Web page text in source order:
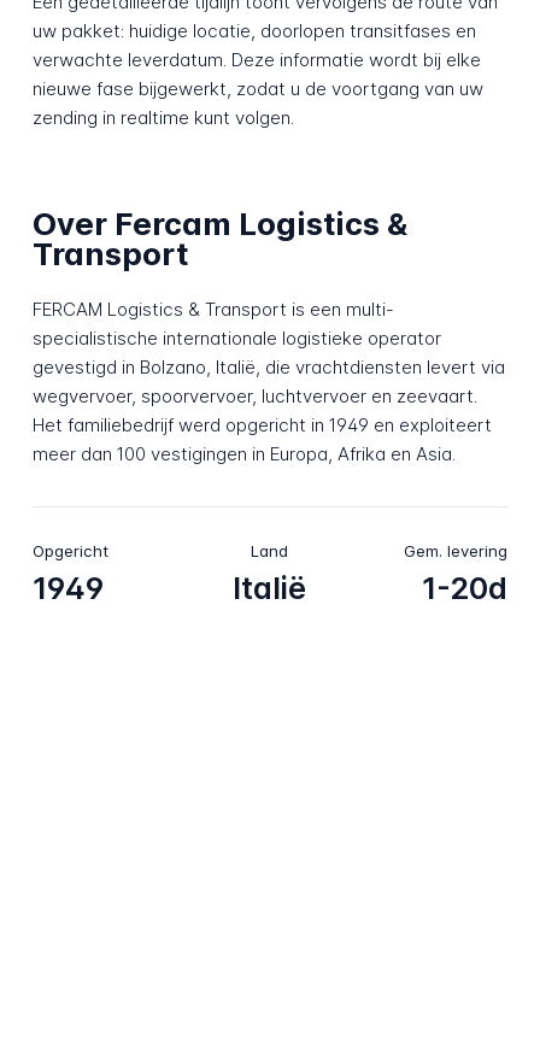
uw pakket: huidige locatie, doorlopen transitfases en
verwachte leverdatum. Deze informatie wordt bij elke
nieuwe fase bijgewerkt, zodat u de voortgang van uw
zending in realtime kunt volgen.
Over Fercam Logistics &
Transport
FERCAM Logistics & Transport is een multi-
specialistische internationale logistieke operator
gevestigd in Bolzano, Italië, die vrachtdiensten levert via
wegvervoer, spoorvervoer, luchtvervoer en zeevaart.
Het familiebedrijf werd opgericht in 1949 en exploiteert
meer dan 100 vestigingen in Europa, Afrika en Asia.
Opgericht
1949
Land
Italië
Gem. levering
1-20d